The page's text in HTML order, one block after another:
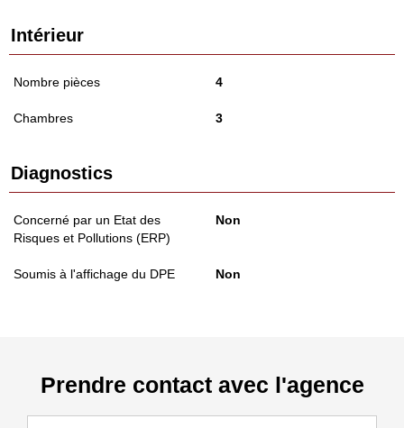
Intérieur
Nombre pièces 4
Chambres 3
Diagnostics
Concerné par un Etat des
Risques et Pollutions (ERP)
Non
Soumis à l'affichage du DPE Non
Prendre contact avec l'agence